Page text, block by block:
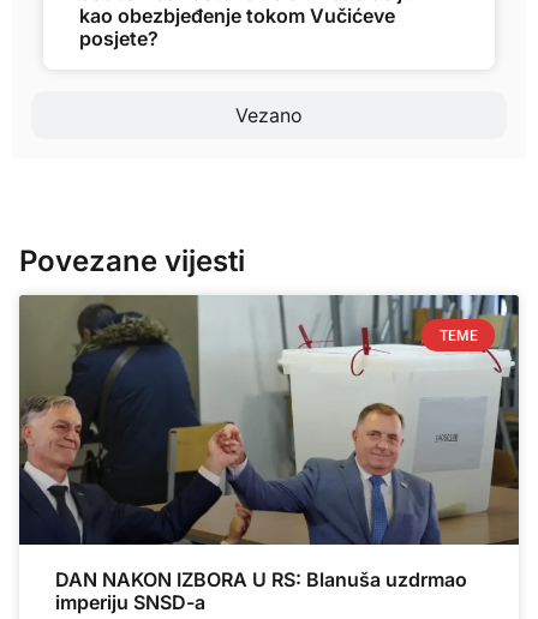
Vezano
kao obezbjeđenje tokom Vučićeve
posjete?
Povezane vijesti
TEME
DAN NAKON IZBORA U RS: Blanuša uzdrmao
imperiju SNSD-a